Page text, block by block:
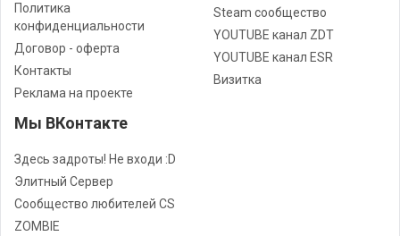
Политика
конфиденциальности
Договор - оферта
Контакты
Реклама на проекте
Steam сообщество
YOUTUBE канал ZDT
YOUTUBE канал ESR
Визитка
Мы ВКонтакте
Здесь задроты! Не входи :D
Элитный Сервер
Сообщество любителей CS
ZOMBIE